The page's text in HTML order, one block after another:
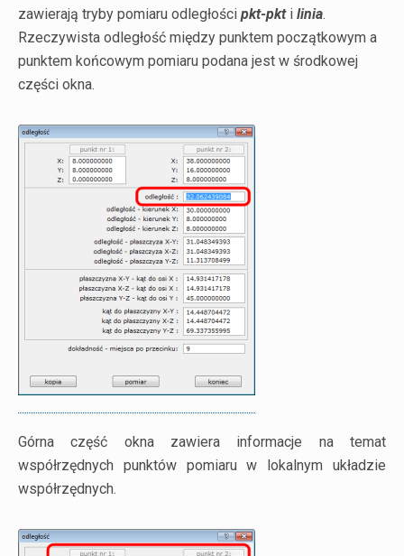
zawierają tryby pomiaru odległości pkt-pkti linia.
Rzeczywista odległość między punktem początkowym a
punktem końcowym pomiaru podana jest w środkowej
części okna.
Górna część okna zawiera informacje na temat
współrzędnych punktów pomiaru w lokalnym układzie
współrzędnych.